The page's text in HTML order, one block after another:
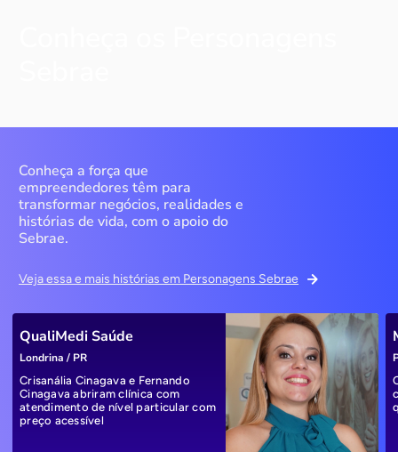
Conheça a força que
empreendedores têm para
transformar negócios, realidades e
histórias de vida, com o apoio do
Sebrae.
Veja essa e mais histórias em Personagens Sebrae
QualiMedi Saúde
Londrina / PR
Crisanália Cinagava e Fernando
Cinagava abriram clínica com
atendimento de nível particular com
preço acessível